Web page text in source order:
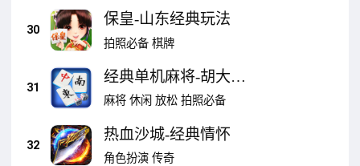
30
保皇-山东经典玩法
拍照必备 棋牌
31
经典单机麻将-胡大番
轻松赢
麻将 休闲 放松 拍照必备
32
热血沙城-经典情怀
角色扮演 传奇